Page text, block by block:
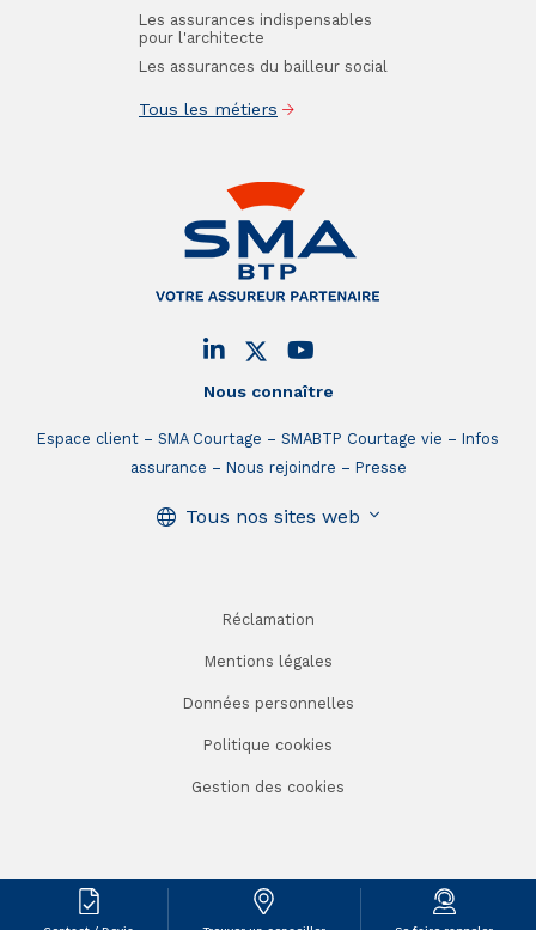
Nous connaître
Espace client SMA Courtage SMABTP Courtage vie
Infos
assurance
Nous rejoindre Presse
Tous nos sites web
Les assurances indispensables
pour l'architecte
Les assurances du bailleur social
Tous les métiers
Réclamation
Mentions légales
Données personnelles
Politique cookies
Gestion des cookies